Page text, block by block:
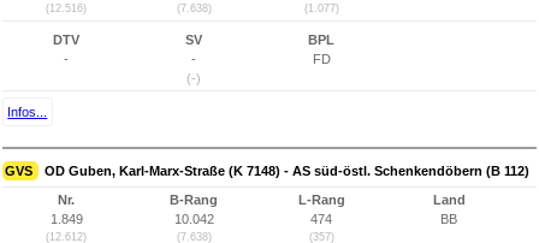
(12.516) (7.638) (1.077)
DTV
-
SV
-
(-)
BPL
FD
Infos...
GVS OD Guben, Karl-Marx-Straße (K 7148) - AS süd-östl. Schenkendöbern (B 112)
Nr.
1.849
(12.612)
B-Rang
10.042
(7.638)
L-Rang
474
(357)
Land
BB